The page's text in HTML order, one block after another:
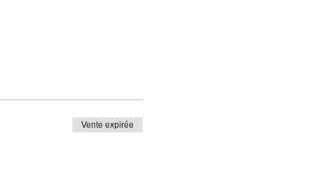
Vente expirée